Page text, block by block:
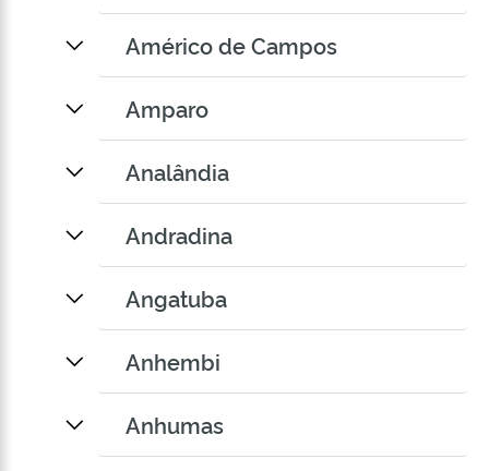
Américo de Campos
Amparo
Analândia
Andradina
Angatuba
Anhembi
Anhumas